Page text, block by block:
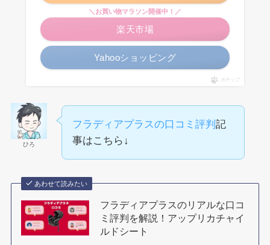
＼お買い物マラソン開催中！／
楽天市場
Yahooショッピング
ポチップ
ひろ
フラディアプラスの口コミ評判 記
事はこちら↓
あわせて読みたい
フラディアプラスのリアルな口コ
ミ評判を解説！アップリカチャイ
ルドシート